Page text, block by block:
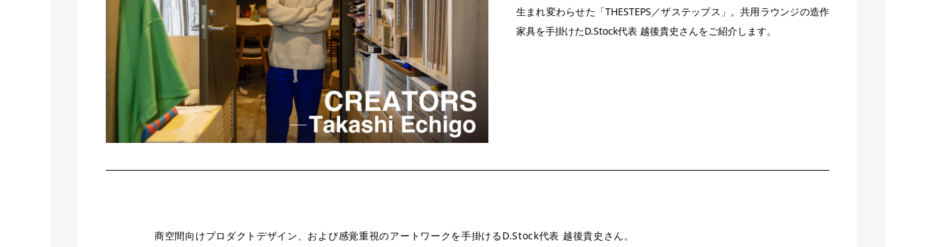
生まれ変わらせた 「THESTEPS／ザステップス」 。共用ラウンジの造作
家具を手掛けたD.Stock代表 越後貴史さんをご紹介します。
商空間向けプロダクトデザイン、および感覚重視のアートワークを手掛けるD.Stock代表 越後貴史さん。